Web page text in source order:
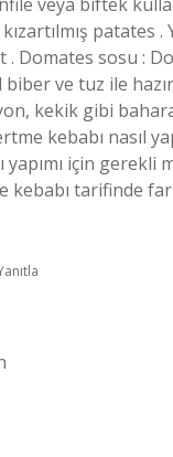
patates .
. Domates sosu :
ve tuz ile
kekik gibi
kebabı nasıl
için gerekli
kebabı tarifinde